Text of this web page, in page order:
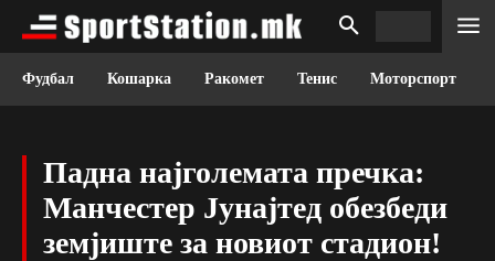
Фудбал Кошарка Ракомет Тенис Моторспорт
Падна најголемата пречка:
Манчестер Јунајтед обезбеди
земјиште за новиот стадион!